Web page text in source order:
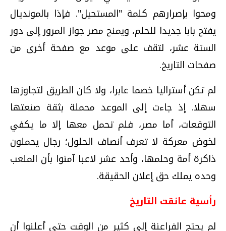
ومحوا بإصرارهم كلمة "المستحيل". فإذا بالمونديال
يفتح بابا جديدا للحلم، ويمنح مصر جواز المرور إلى دور
الستة عشر، لتقف على موعد مع صفحة أخرى من
صفحات التاريخ.
لم تكن أستراليا خصما عابرا، ولا كان الطريق لتجاوزها
سهلا. إذ جاءت إلى الموعد محملة بثقة صنعتها
التوقعات، أما مصر، فلم تحمل معها إلا ما يكفي
لخوض معركة لا تعرف أنصاف الحلول؛ رجال يحملون
ذاكرة أمة وحلمها، وأحد عشر لاعبا آمنوا بأن الملعب
وحده يملك حق إعلان الحقيقة.
رأسية عانقت التاريخ
لم يحتج الفراعنة إلى كثير من الوقت حتى أعلنوا أن